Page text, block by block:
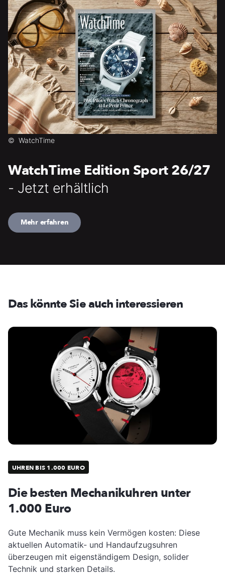
© WatchTime
WatchTime Edition Sport 26/27
- Jetzt erhältlich
Mehr erfahren
Das könnte Sie auch interessieren
UHREN BIS 1.000 EURO
Die besten Mechanikuhren unter
1.000 Euro
Gute Mechanik muss kein Vermögen kosten: Diese
aktuellen Automatik- und Handaufzugsuhren
überzeugen mit eigenständigem Design, solider
Technik und starken Details.